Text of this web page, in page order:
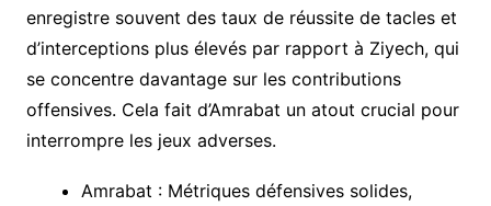
enregistre souvent des taux de réussite de tacles et
d’interceptions plus élevés par rapport à Ziyech, qui
se concentre davantage sur les contributions
offensives. Cela fait d’Amrabat un atout crucial pour
interrompre les jeux adverses.
Amrabat : Métriques défensives solides,